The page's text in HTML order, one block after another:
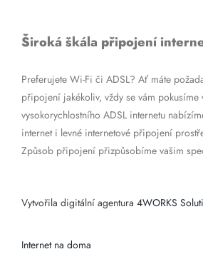
Široká škála připojení
Preferujete Wi-Fi či ADSL? Ať máte
připojení jakékoliv, vždy se vám
vysokorychlostního ADSL internetu
internet i levné internetové připojení
Způsob připojení přizpůsobíme vašim
Vytvořila digitální agentura 4WORKS
Internet na doma